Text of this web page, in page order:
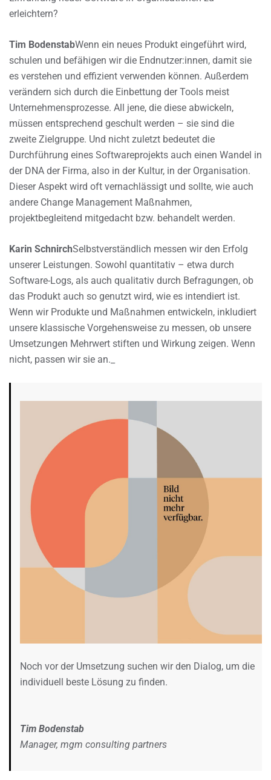
erleichtern?
Tim BodenstabWenn ein neues Produkt eingeführt wird,
schulen und befähigen wir die Endnutzer:innen, damit sie
es verstehen und effizient verwenden können. Außerdem
verändern sich durch die Einbettung der Tools meist
Unternehmensprozesse. All jene, die diese abwickeln,
müssen entsprechend geschult werden – sie sind die
zweite Zielgruppe. Und nicht zuletzt bedeutet die
Durchführung eines Softwareprojekts auch einen Wandel in
der DNA der Firma, also in der Kultur, in der Organisation.
Dieser Aspekt wird oft vernachlässigt und sollte, wie auch
andere Change Management Maßnahmen,
projektbegleitend mitgedacht bzw. behandelt werden.
Karin SchnirchSelbstverständlich messen wir den Erfolg
unserer Leistungen. Sowohl quantitativ – etwa durch
Software-Logs, als auch qualitativ durch Befragungen, ob
das Produkt auch so genutzt wird, wie es intendiert ist.
Wenn wir Produkte und Maßnahmen entwickeln, inkludiert
unsere klassische Vorgehensweise zu messen, ob unsere
Umsetzungen Mehrwert stiften und Wirkung zeigen. Wenn
nicht, passen wir sie an._
Noch vor der Umsetzung suchen wir den Dialog, um die
individuell beste Lösung zu finden.
Tim Bodenstab
Manager, mgm consulting partners